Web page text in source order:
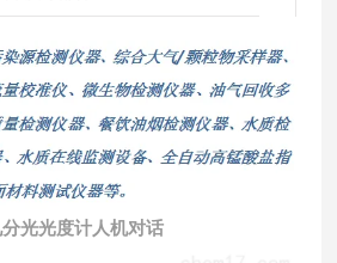
光光度计人机对话